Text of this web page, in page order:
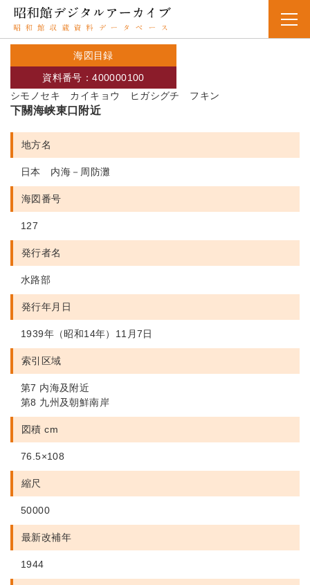
海図目録
シモノセキ カイキョウ ヒガシグチ フキン
資料番号：400000100
下關海峡東口附近
地方名
日本 内海－周防灘
海図番号
127
発行者名
水路部
発行年月日
1939年（昭和14年）11月7日
索引区域
第7 内海及附近
第8 九州及朝鮮南岸
図積 cm
76.5×108
縮尺
50000
最新改補年
1944